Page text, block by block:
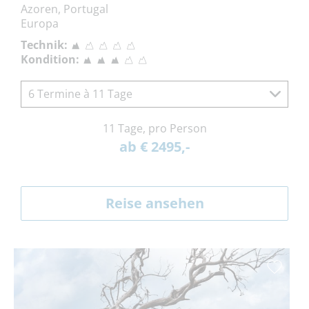
DO
8 Tage, p.P. ab
€ 1.349,-
inkl. Flug
07.01.2027 –DO14.01.2027
DO14.01.2027 –DO21.01.2027 8 Tage, p.P. ab
inkl. Flug
€ 1.349,-
inkl. Flug
28.01.2027 –DO04.02.2027 8 Tage, p.P. ab
Azoren, Portugal
Europa
Technik:
Kondition:
6 Termine à 11 Tage
11 Tage, pro Person
ab € 2495,-
Reise ansehen